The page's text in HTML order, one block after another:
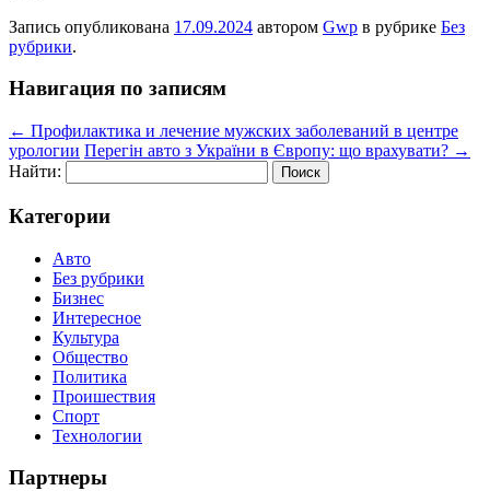
Запись опубликована 17.09.2024 автором Gwp в рубрике Без
рубрики.
Навигация по записям
← Профилактика и лечение мужских заболеваний в центре
урологии Перегін авто з України в Європу: що врахувати? →
Найти:
Категории
Авто
Без рубрики
Бизнес
Интересное
Культура
Общество
Политика
Проишествия
Спорт
Технологии
Партнеры